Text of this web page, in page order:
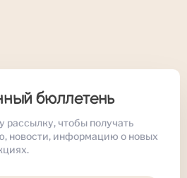
бюллетень
рассылку, чтобы получать
новости, информацию о новых